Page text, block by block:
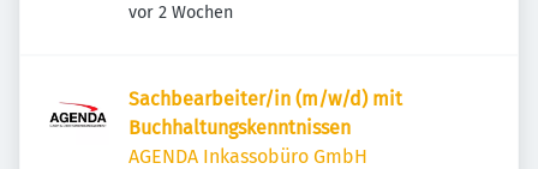
Veröffentlicht
vor 2 Wochen
Sachbearbeiter/in (m/w/d) mit
Buchhaltungskenntnissen
AGENDA Inkassobüro GmbH